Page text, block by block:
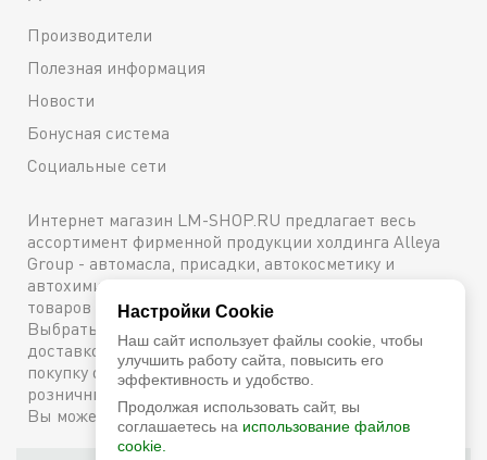
Производители
Полезная информация
Новости
Бонусная система
Социальные сети
Интернет магазин LM-SHOP.RU предлагает весь
ассортимент фирменной продукции холдинга Alleya
Group - автомасла, присадки, автокосметику и
автохимию. Каталог содержит подробное описание
товаров с техническими характеристиками и ценами.
Выбрать и купить оригинальную продукцию с
доставкой по Москве можно сейчас же, оформив
покупку онлайн, либо посетив один из наших
розничных магазинов. Более подробную информацию
Вы можете получить по телефону+7 (800) 600-48-38
Настройки Cookie
Наш сайт использует файлы cookie, чтобы
улучшить работу сайта, повысить его
эффективность и удобство.
Продолжая использовать сайт, вы
соглашаетесь на использование файлов
cookie.